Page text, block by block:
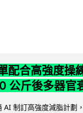
配合高強度
公斤後多器官
AI 制訂高強度減脂計劃